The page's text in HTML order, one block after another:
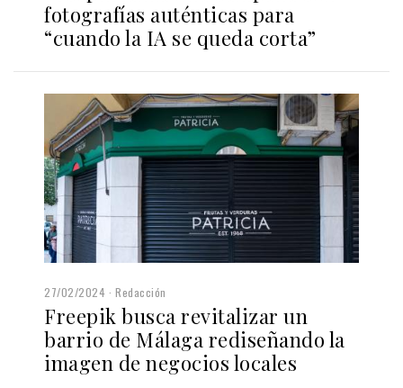
fotografías auténticas para
“cuando la IA se queda corta”
27/02/2024 Redacción
Freepik busca revitalizar un
barrio de Málaga rediseñando la
imagen de negocios locales